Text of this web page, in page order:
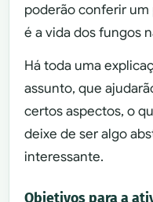
poderão conferir
é a vida dos fungos
Há toda uma
assunto, que
certos aspectos, o
deixe de ser algo
interessante.
Objetivos para a